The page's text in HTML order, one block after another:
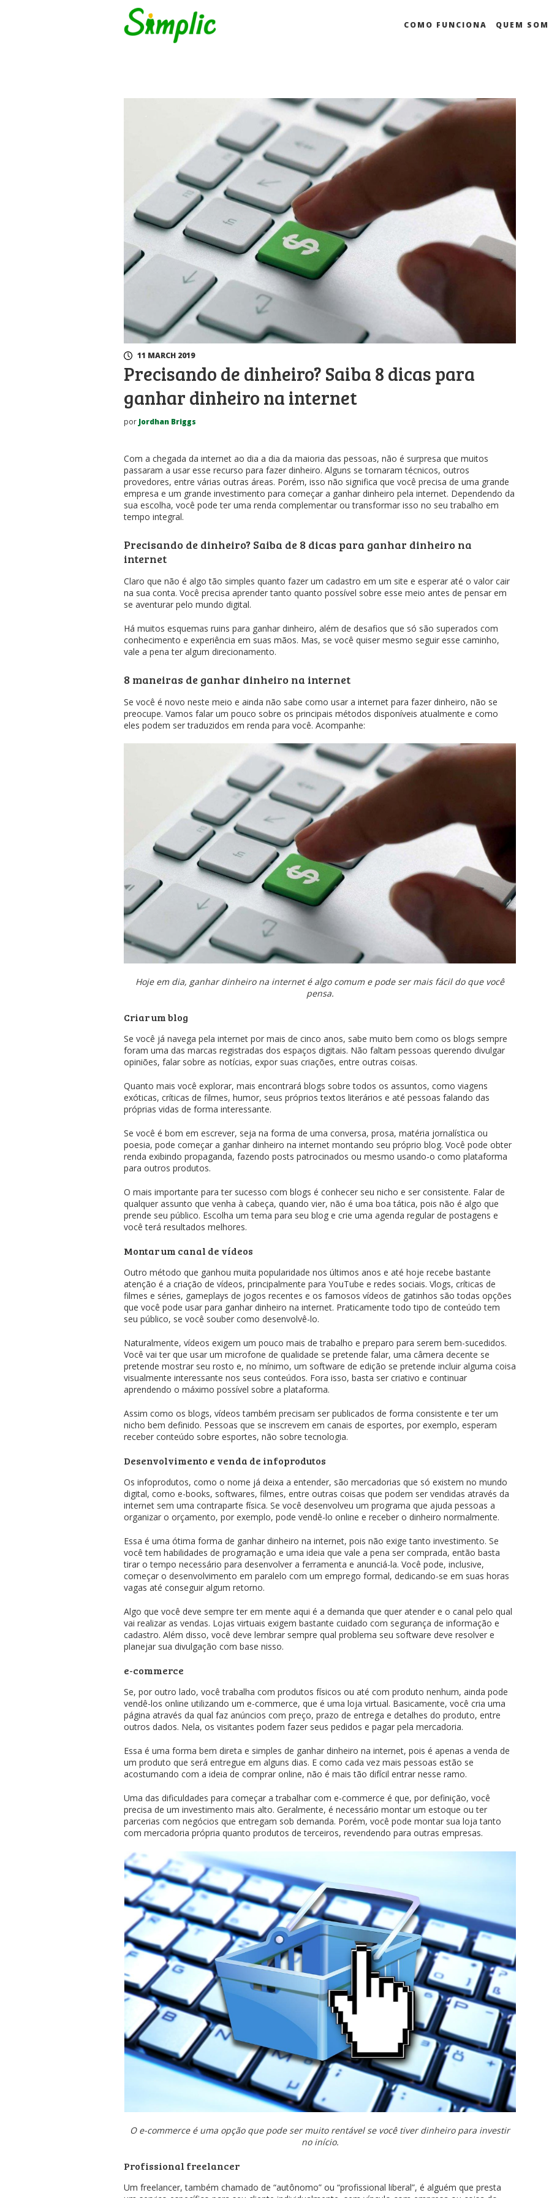
COMO FUNCIONA QUEM
11 MARCH 2019
Precisando de dinheiro? Saiba 8 dicas para
ganhar dinheiro na internet
por Jordhan Briggs
Com a chegada da internet ao dia a dia da maioria das pessoas, não é surpresa que muitos
passaram a usar esse recurso para fazer dinheiro. Alguns se tornaram técnicos, outros
provedores, entre várias outras áreas. Porém, isso não significa que você precisa de uma grande
empresa e um grande investimento para começar a ganhar dinheiro pela internet. Dependendo da
sua escolha, você pode ter uma renda complementar ou transformar isso no seu trabalho em
tempo integral.
Precisando de dinheiro? Saiba de 8 dicas para ganhar dinheiro na
internet
Claro que não é algo tão simples quanto fazer um cadastro em um site e esperar até o valor cair
na sua conta. Você precisa aprender tanto quanto possível sobre esse meio antes de pensar em
se aventurar pelo mundo digital.
Há muitos esquemas ruins para ganhar dinheiro, além de desafios que só são superados com
conhecimento e experiência em suas mãos. Mas, se você quiser mesmo seguir esse caminho,
vale a pena ter algum direcionamento.
8 maneiras de ganhar dinheiro na internet
Se você é novo neste meio e ainda não sabe como usar a internet para fazer dinheiro, não se
preocupe. Vamos falar um pouco sobre os principais métodos disponíveis atualmente e como
eles podem ser traduzidos em renda para você. Acompanhe:
Hoje em dia, ganhar dinheiro na internet é algo comum e pode ser mais fácil do que você
pensa.
Criar um blog
Se você já navega pela internet por mais de cinco anos, sabe muito bem como os blogs sempre
foram uma das marcas registradas dos espaços digitais. Não faltam pessoas querendo divulgar
opiniões, falar sobre as notícias, expor suas criações, entre outras coisas.
Quanto mais você explorar, mais encontrará blogs sobre todos os assuntos, como viagens
exóticas, críticas de filmes, humor, seus próprios textos literários e até pessoas falando das
próprias vidas de forma interessante.
Se você é bom em escrever, seja na forma de uma conversa, prosa, matéria jornalística ou
poesia, pode começar a ganhar dinheiro na internet montando seu próprio blog. Você pode obter
renda exibindo propaganda, fazendo posts patrocinados ou mesmo usando-o como plataforma
para outros produtos.
O mais importante para ter sucesso com blogs é conhecer seu nicho e ser consistente. Falar de
qualquer assunto que venha à cabeça, quando vier, não é uma boa tática, pois não é algo que
prende seu público. Escolha um tema para seu blog e crie uma agenda regular de postagens e
você terá resultados melhores.
Montar um canal de vídeos
Outro método que ganhou muita popularidade nos últimos anos e até hoje recebe bastante
atenção é a criação de vídeos, principalmente para YouTube e redes sociais. Vlogs, críticas de
filmes e séries, gameplays de jogos recentes e os famosos vídeos de gatinhos são todas opções
que você pode usar para ganhar dinheiro na internet. Praticamente todo tipo de conteúdo tem
seu público, se você souber como desenvolvê-lo.
Naturalmente, vídeos exigem um pouco mais de trabalho e preparo para serem bem-sucedidos.
Você vai ter que usar um microfone de qualidade se pretende falar, uma câmera decente se
pretende mostrar seu rosto e, no mínimo, um software de edição se pretende incluir alguma coisa
visualmente interessante nos seus conteúdos. Fora isso, basta ser criativo e continuar
aprendendo o máximo possível sobre a plataforma.
Assim como os blogs, vídeos também precisam ser publicados de forma consistente e ter um
nicho bem definido. Pessoas que se inscrevem em canais de esportes, por exemplo, esperam
receber conteúdo sobre esportes, não sobre tecnologia.
Desenvolvimento e venda de infoprodutos
Os infoprodutos, como o nome já deixa a entender, são mercadorias que só existem no mundo
digital, como e-books, softwares, filmes, entre outras coisas que podem ser vendidas através da
internet sem uma contraparte física. Se você desenvolveu um programa que ajuda pessoas a
organizar o orçamento, por exemplo, pode vendê-lo online e receber o dinheiro normalmente.
Essa é uma ótima forma de ganhar dinheiro na internet, pois não exige tanto investimento. Se
você tem habilidades de programação e uma ideia que vale a pena ser comprada, então basta
tirar o tempo necessário para desenvolver a ferramenta e anunciá-la. Você pode, inclusive,
começar o desenvolvimento em paralelo com um emprego formal, dedicando-se em suas horas
vagas até conseguir algum retorno.
Algo que você deve sempre ter em mente aqui é a demanda que quer atender e o canal pelo qual
vai realizar as vendas. Lojas virtuais exigem bastante cuidado com segurança de informação e
cadastro. Além disso, você deve lembrar sempre qual problema seu software deve resolver e
planejar sua divulgação com base nisso.
e-commerce
Se, por outro lado, você trabalha com produtos físicos ou até com produto nenhum, ainda pode
vendê-los online utilizando um e-commerce, que é uma loja virtual. Basicamente, você cria uma
página através da qual faz anúncios com preço, prazo de entrega e detalhes do produto, entre
outros dados. Nela, os visitantes podem fazer seus pedidos e pagar pela mercadoria.
Essa é uma forma bem direta e simples de ganhar dinheiro na internet, pois é apenas a venda de
um produto que será entregue em alguns dias. E como cada vez mais pessoas estão se
acostumando com a ideia de comprar online, não é mais tão difícil entrar nesse ramo.
Uma das dificuldades para começar a trabalhar com e-commerce é que, por definição, você
precisa de um investimento mais alto. Geralmente, é necessário montar um estoque ou ter
parcerias com negócios que entregam sob demanda. Porém, você pode montar sua loja tanto
com mercadoria própria quanto produtos de terceiros, revendendo para outras empresas.
O e-commerce é uma opção que pode ser muito rentável se você tiver dinheiro para investir
no início.
Profissional freelancer
Um freelancer, também chamado de “autônomo” ou “profissional liberal”, é alguém que presta